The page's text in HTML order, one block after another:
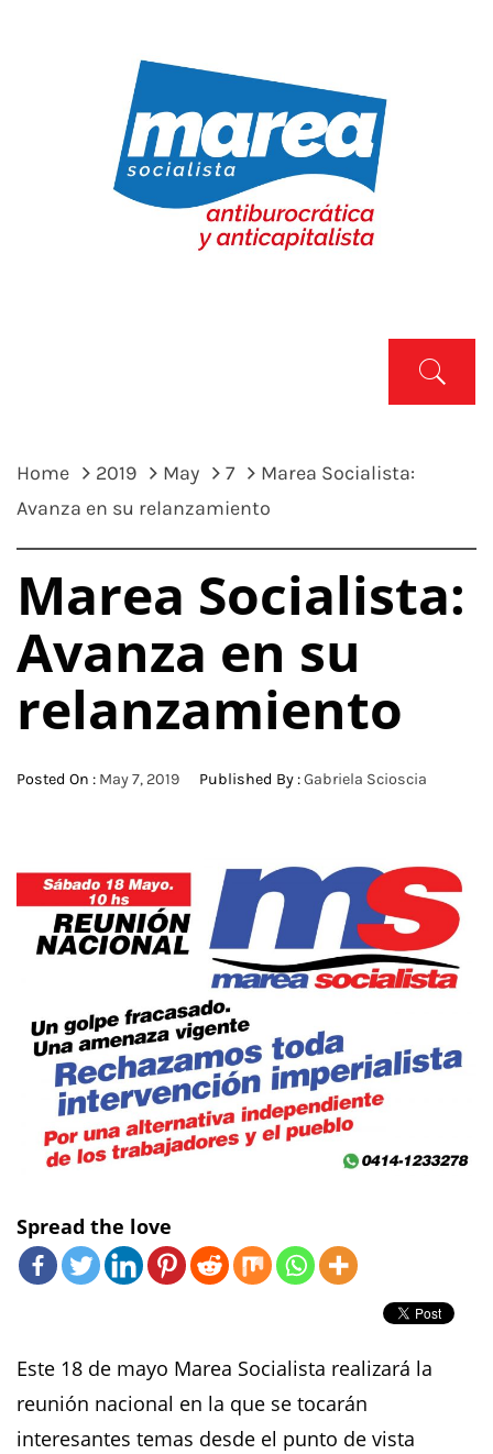
MAREA SOCIALISTA
Home 2019 May 7
Marea Socialista:
Avanza en su relanzamiento
Marea Socialista:
Avanza en su
relanzamiento
Posted On : May 7, 2019 Published By :Gabriela Scioscia
Spread the love
Este 18 de mayo Marea Socialista realizará la
reunión nacional en la que se tocarán
interesantes temas desde el punto de vista